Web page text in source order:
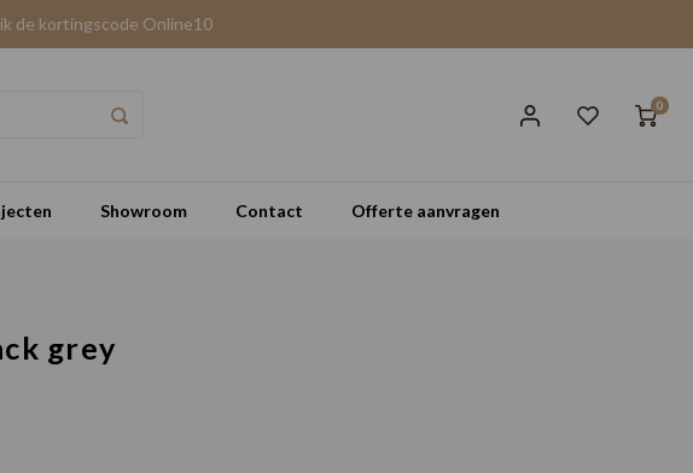
de kortingscode Online10
0
Showroom Contact Offerte aanvragen
grey